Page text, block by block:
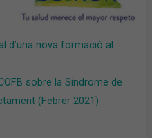
d’una nova formació al
sobre la Síndrome de
(Febrer 2021)